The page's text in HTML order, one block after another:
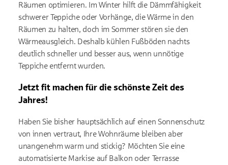
Räumen optimieren. Im Winter hilft die Dämmfähigkeit
schwerer Teppiche oder Vorhänge, die Wärme in den
Räumen zu halten, doch im Sommer stören sie den
Wärmeausgleich. Deshalb kühlen Fußböden nachts
deutlich schneller und besser aus, wenn unnötige
Teppiche entfernt wurden.
Jetzt fit machen für die schönste Zeit des
Jahres!
Haben Sie bisher hauptsächlich auf einen Sonnenschutz
von innen vertraut, Ihre Wohnräume bleiben aber
unangenehm warm und stickig? Möchten Sie eine
automatisierte Markise auf Balkon oder Terrasse